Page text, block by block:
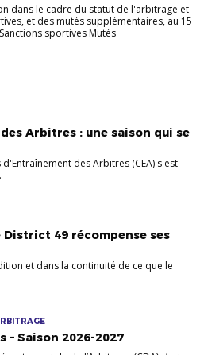
dans le cadre du statut de l'arbitrage et
et des mutés supplémentaires, au 15
sportives Mutés
Arbitres : une saison qui se
des Arbitres (CEA) s'est
49 récompense ses
et dans la continuité de ce que le
Saison 2026-2027